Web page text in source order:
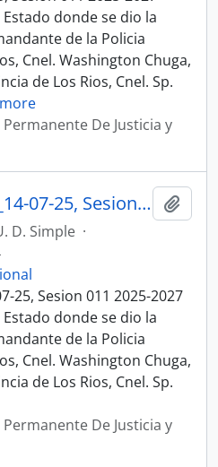
donde se dio la
de la Policia
Cnel. Washington Chuga,
de Los Rios, Cnel. Sp.
De Justicia y
014_Acta 011-2025_14-07-25, Sesion 011 Justicia y Estructura del Estado
D. Simple ·
25, Sesion 011 2025-2027
donde se dio la
de la Policia
Cnel. Washington Chuga,
de Los Rios, Cnel. Sp.
De Justicia y